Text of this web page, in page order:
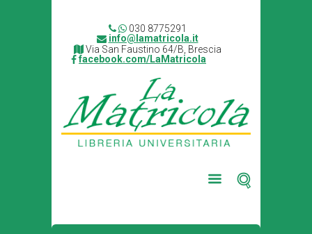
030 8775291
info@lamatricola.it
Via San Faustino 64/B, Brescia
facebook.com/LaMatricola